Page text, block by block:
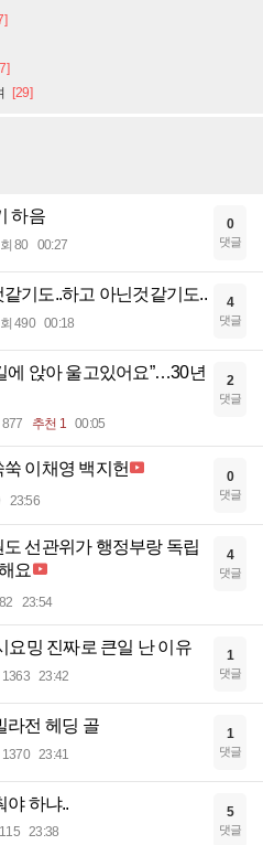
[29]
하음
80 00:27
0
댓글
기도..하고 아닌것같기도..
490 00:18
4
댓글
에 앉아 울고있어요”…30년
877 추천 1 00:05
2
댓글
이채영 백지헌
23:56
0
댓글
선관위가 행정부랑 독립
요
23:54
4
댓글
요밍 진짜로 큰일 난 이유
1363 23:42
1
댓글
라전 헤딩 골
1370 23:41
1
댓글
야 하냐..
23:38
5
댓글